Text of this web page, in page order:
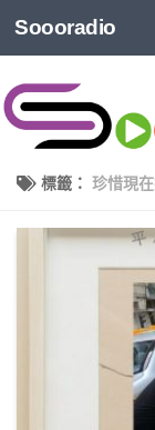
Soooradio
標籤： 珍惜現